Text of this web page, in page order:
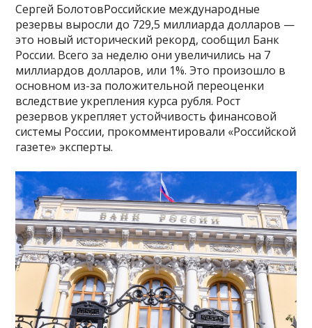
Сергей БолотовРоссийские международные
резервы выросли до 729,5 миллиарда долларов —
это новый исторический рекорд, сообщил Банк
России. Всего за неделю они увеличились на 7
миллиардов долларов, или 1%. Это произошло в
основном из-за положительной переоценки
вследствие укрепления курса рубля. Рост
резервов укрепляет устойчивость финансовой
системы России, прокомментировали «Российской
газете» эксперты.